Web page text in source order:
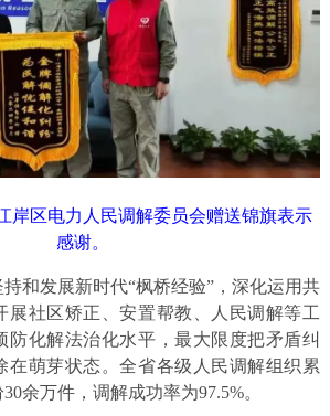
岸区电力人民调解委员会赠送锦旗表示
感谢。
和发展新时代“枫桥经验”，深化运用共
展社区矫正、安置帮教、人民调解等工
防化解法治化水平，最大限度把矛盾纠
在萌芽状态。全省各级人民调解组织累
余万件，调解成功率为97.5%。